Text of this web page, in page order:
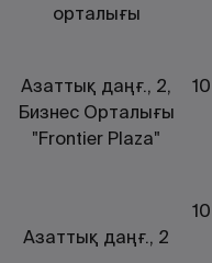
орталығы
Азаттық даңғ., 2,
Бизнес Орталығы
"Frontier Plaza"
Азаттық даңғ., 2